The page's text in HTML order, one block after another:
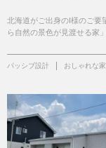
北海道がご出身のI様のご要
ら自然の景色が見渡せる家」
パッシブ設計 おしゃれな家